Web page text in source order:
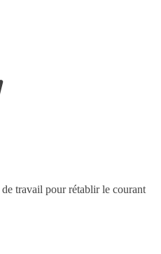
travail pour rétablir le courant